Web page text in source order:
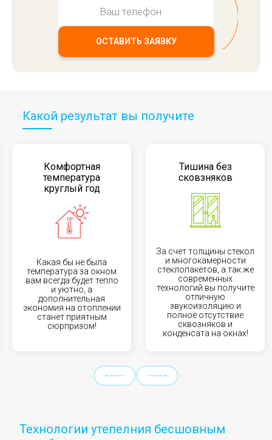
ОСТАВИТЬ ЗАЯВКУ
Какой результат вы получите
Комфортная
температура
круглый год
Какая бы не была
температура за окном
вам всегда будет тепло
и уютно, а
дополнительная
экономия на отоплении
станет приятным
сюрпризом!
Тишина без
сковзняков
За счет толщины стекол
и многокамерности
стеклопакетов, а так же
современных
технологий вы получите
отличную
звукоизоляцию и
полное отсутствие
сквозняков и
конденсата на окнах!
Технологии утепелния бесшовным